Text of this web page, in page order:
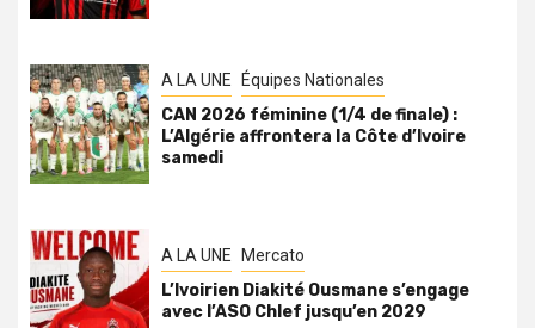
A LA UNE Équipes Nationales
CAN 2026 féminine (1/4 de finale) :
L’Algérie affrontera la Côte d’Ivoire
samedi
A LA UNE Mercato
L’Ivoirien Diakité Ousmane s’engage
avec l’ASO Chlef jusqu’en 2029